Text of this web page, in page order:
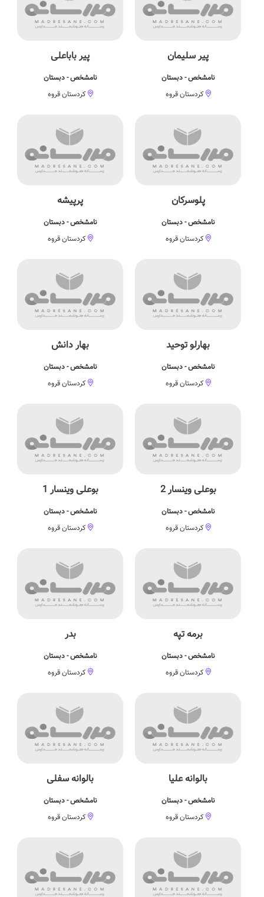
پیر سلیمان
نامشخص - دبستان
کردستان قروه
پیر باباعلی
نامشخص - دبستان
کردستان قروه
پلوسرکان
نامشخص - دبستان
کردستان قروه
پرپیشه
نامشخص - دبستان
کردستان قروه
بهارلو توحید
نامشخص - دبستان
کردستان قروه
بهار دانش
نامشخص - دبستان
کردستان قروه
بوعلی وینسار 2
نامشخص - دبستان
کردستان قروه
بوعلی وینسار 1
نامشخص - دبستان
کردستان قروه
برمه تپه
نامشخص - دبستان
کردستان قروه
بدر
نامشخص - دبستان
کردستان قروه
بالوانه علیا
نامشخص - دبستان
کردستان قروه
بالوانه سفلی
نامشخص - دبستان
کردستان قروه